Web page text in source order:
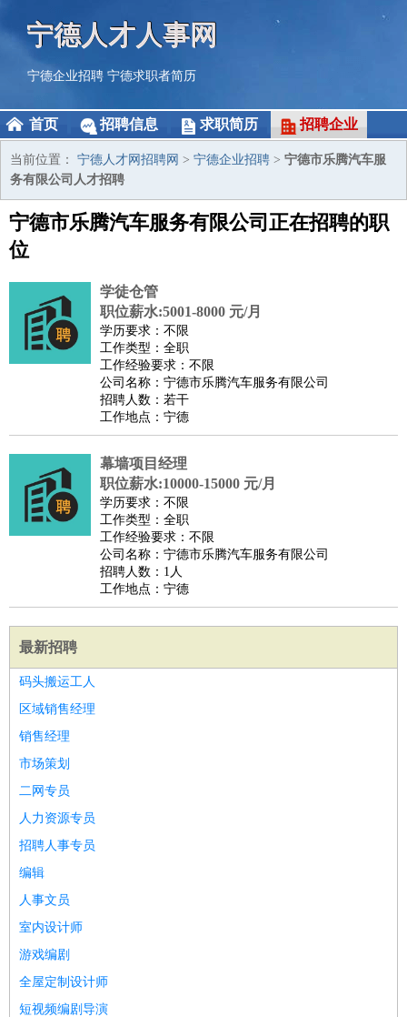
宁德人才人事网
宁德企业招聘 宁德求职者简历
首页 招聘信息 求职简历 招聘企业
当前位置： 宁德人才网招聘网 > 宁德企业招聘 > 宁德市乐腾汽车服
务有限公司人才招聘
宁德市乐腾汽车服务有限公司正在招聘的职
位
学徒仓管
职位薪水:5001-8000 元/月
学历要求：不限
工作类型：全职
工作经验要求：不限
公司名称：宁德市乐腾汽车服务有限公司
招聘人数：若干
工作地点：宁德
幕墙项目经理
职位薪水:10000-15000 元/月
学历要求：不限
工作类型：全职
工作经验要求：不限
公司名称：宁德市乐腾汽车服务有限公司
招聘人数：1人
工作地点：宁德
最新招聘
码头搬运工人
区域销售经理
销售经理
市场策划
二网专员
人力资源专员
招聘人事专员
编辑
人事文员
室内设计师
游戏编剧
全屋定制设计师
短视频编剧导演